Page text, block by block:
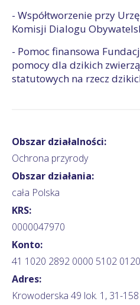
- Współtworzenie przy
Komisji Dialogu
- Pomoc finansowa
pomocy dla dzikich
statutowych na rzecz
Obszar działalności:
Ochrona przyrody
Obszar działania:
cała Polska
KRS:
0000047970
Konto:
41 1020 2892 0000 5102
Adres:
Krowoderska 49 lok. 1, 31-